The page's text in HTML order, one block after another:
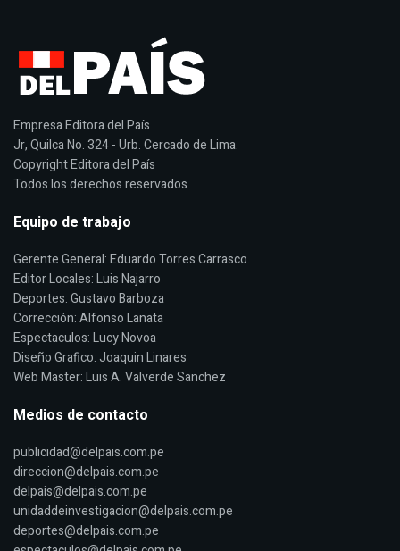
Empresa Editora del País
Jr, Quilca No. 324 - Urb. Cercado de Lima.
Copyright Editora del País
Todos los derechos reservados
Equipo de trabajo
Gerente General: Eduardo Torres Carrasco.
Editor Locales: Luis Najarro
Deportes: Gustavo Barboza
Corrección: Alfonso Lanata
Espectaculos: Lucy Novoa
Diseño Grafico: Joaquin Linares
Web Master: Luis A. Valverde Sanchez
Medios de contacto
publicidad@delpais.com.pe
direccion@delpais.com.pe
delpais@delpais.com.pe
unidaddeinvestigacion@delpais.com.pe
deportes@delpais.com.pe